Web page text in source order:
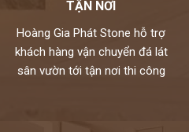
TẬN NƠI
Hoàng Gia Phát Stone hỗ trợ
khách hàng vận chuyển đá lát
sân vườn tới tận nơi thi công